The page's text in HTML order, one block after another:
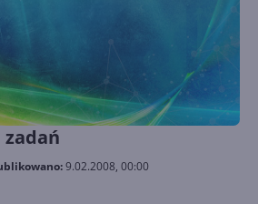
9.02.2008, 00:00